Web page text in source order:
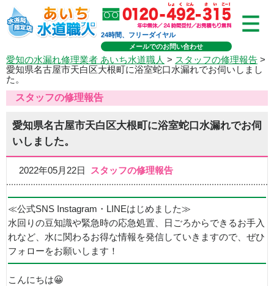
24時間、フリーダイヤル
メールでのお問い合わせ
愛知の水漏れ修理業者 あいち水道職人 > スタッフの修理報告 >
愛知県名古屋市天白区大根町に浴室蛇口水漏れでお伺いしまし
た。
スタッフの修理報告
愛知県名古屋市天白区大根町に浴室蛇口水漏れでお伺
いしました。
2022年05月22日 スタッフの修理報告
≪公式SNS Instagram・LINEはじめました≫
水回りの豆知識や緊急時の応急処置、日ごろからできるお手入
れなど、水に関わるお得な情報を発信していきますので、ぜひ
フォローをお願いします！
こんにちは😀